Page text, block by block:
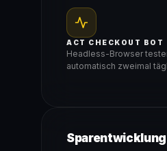
ACT CHECKOUT BOT
Headless-Browser
automatisch zweimal
Sparentwicklung